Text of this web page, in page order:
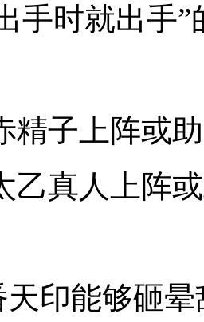
手时就出手
精子上阵或
乙真人上阵
天印能够砸